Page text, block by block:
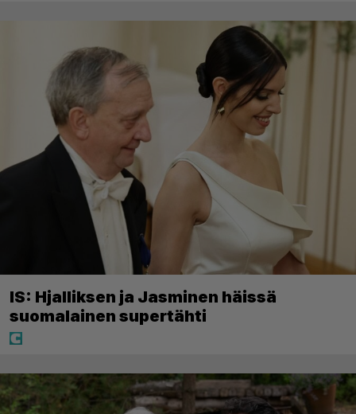
IS: Hjalliksen ja Jasminen häissä
suomalainen supertähti